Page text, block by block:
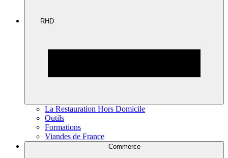
RHD
La Restauration Hors Domicile
Outils
Formations
Viandes de France
Commerce